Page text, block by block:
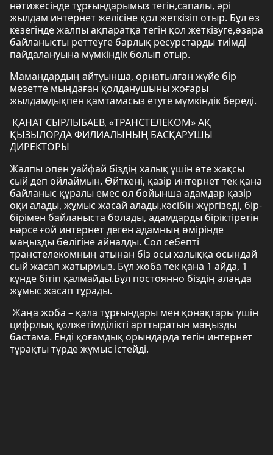
нәтижесінде тұрғындарымыз тегін,сапалы, әрі
жылдам интернет желісіне қол жеткізіп отыр. Бұл өз
кезегінде жалпы ақпаратқа тегін қол жеткізуге,өзара
байланысты реттеуге барлық ресурстарды тиімді
пайдалануына мүмкіндік болып отыр.
Мамандардың айтуынша, орнатылған жүйе бір
мезетте мыңдаған қолданушыны жоғары
жылдамдықпен қамтамасыз етуге мүмкіндік береді.
ҚАНАТ СЫРЛЫБАЕВ, «ТРАНСТЕЛЕКОМ» АҚ
ҚЫЗЫЛОРДА ФИЛИАЛЫНЫҢ БАСҚАРУШЫ
ДИРЕКТОРЫ
Жалпы опен уайфай біздің халық үшін өте жақсы
сый деп ойлаймын. Өйткені, қазір интернет тек қана
байланыс құралы емес ол бойынша адамдар қазір
оқи алады, жұмыс жасай алады,кәсібін жүргізеді, бір-
бірімен байланыста болады, адамдарды біріктіретін
нәрсе ғой интернет деген адамның өмірінде
маңызды бөлігіне айналды. Сол себепті
транстелекомның атынан біз осы халыққа осындай
сый жасап жатырмыз. Бұл жоба тек қана 1 айда, 1
күнде бітіп қалмайды.Бұл постоянно біздің алаңда
жұмыс жасап тұрады.
Жаңа жоба – қала тұрғындары мен қонақтары үшін
цифрлық қолжетімділікті арттыратын маңызды
бастама. Енді қоғамдық орындарда тегін интернет
тұрақты түрде жұмыс істейді.